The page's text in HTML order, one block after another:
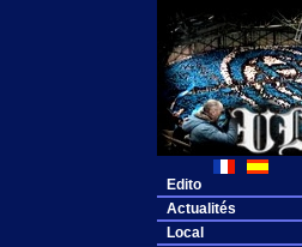
Edito
Actualités
Local